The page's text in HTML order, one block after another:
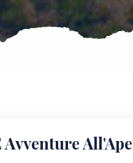
Avventure